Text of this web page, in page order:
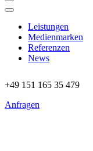
Leistungen
Medienmarken
Referenzen
News
+49 151 165 35 479
Anfragen